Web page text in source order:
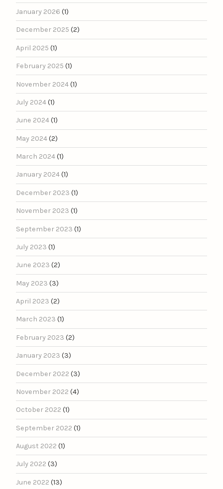
January 2026 (1)
December 2025 (2)
April 2025 (1)
February 2025 (1)
November 2024(1)
July 2024(1)
June 2024(1)
May 2024(2)
March 2024(1)
January 2024(1)
December 2023 (1)
November 2023 (1)
September 2023 (1)
July 2023 (1)
June 2023 (2)
May 2023 (3)
April 2023 (2)
March 2023 (1)
February 2023 (2)
January 2023 (3)
December 2022 (3)
November 2022 (4)
October 2022 (1)
September 2022 (1)
August 2022 (1)
July 2022 (3)
June 2022 (13)